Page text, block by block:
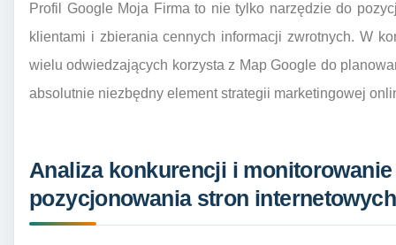
Profil Google Moja Firma to nie tylko narzędzie do
klientami i zbierania cennych informacji zwrotnych. W
wielu odwiedzających korzysta z Map Google do
absolutnie niezbędny element strategii marketingowej
Analiza konkurencji i
pozycjonowania stron